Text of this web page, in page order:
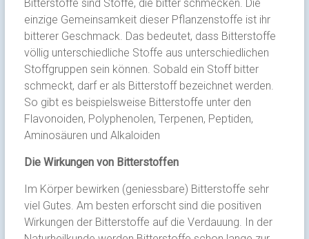
Bitterstoffe sind Stoffe, die bitter schmecken. Die
einzige Gemeinsamkeit dieser Pflanzenstoffe ist ihr
bitterer Geschmack. Das bedeutet, dass Bitterstoffe
völlig unterschiedliche Stoffe aus unterschiedlichen
Stoffgruppen sein können. Sobald ein Stoff bitter
schmeckt, darf er als Bitterstoff bezeichnet werden.
So gibt es beispielsweise Bitterstoffe unter den
Flavonoiden, Polyphenolen, Terpenen, Peptiden,
Aminosäuren und Alkaloiden
Die Wirkungen von Bitterstoffen
Im Körper bewirken (geniessbare) Bitterstoffe sehr
viel Gutes. Am besten erforscht sind die positiven
Wirkungen der Bitterstoffe auf die Verdauung. In der